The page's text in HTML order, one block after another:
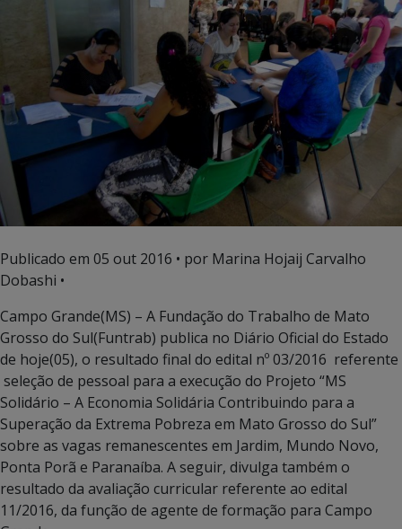
Publicado em 05 out 2016 • por Marina Hojaij Carvalho
Dobashi •
Campo Grande(MS) – A Fundação do Trabalho de Mato
Grosso do Sul(Funtrab) publica no Diário Oficial do Estado
de hoje(05), o resultado final do edital nº 03/2016 referente
seleção de pessoal para a execução do Projeto “MS
Solidário – A Economia Solidária Contribuindo para a
Superação da Extrema Pobreza em Mato Grosso do Sul”
sobre as vagas remanescentes em Jardim, Mundo Novo,
Ponta Porã e Paranaíba. A seguir, divulga também o
resultado da avaliação curricular referente ao edital
11/2016, da função de agente de formação para Campo